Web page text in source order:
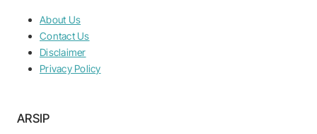
About Us
Contact Us
Disclaimer
Privacy Policy
ARSIP